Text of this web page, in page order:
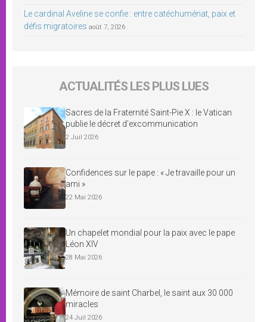
Le cardinal Aveline se confie : entre catéchuménat, paix et
défis migratoires août 7, 2026
ACTUALITÉS LES PLUS LUES
Sacres de la Fraternité Saint-Pie X : le Vatican
publie le décret d’excommunication
2 Juil 2026
Confidences sur le pape : « Je travaille pour un
ami »
22 Mai 2026
Un chapelet mondial pour la paix avec le pape
Léon XIV
28 Mai 2026
Mémoire de saint Charbel, le saint aux 30 000
miracles
24 Juil 2026